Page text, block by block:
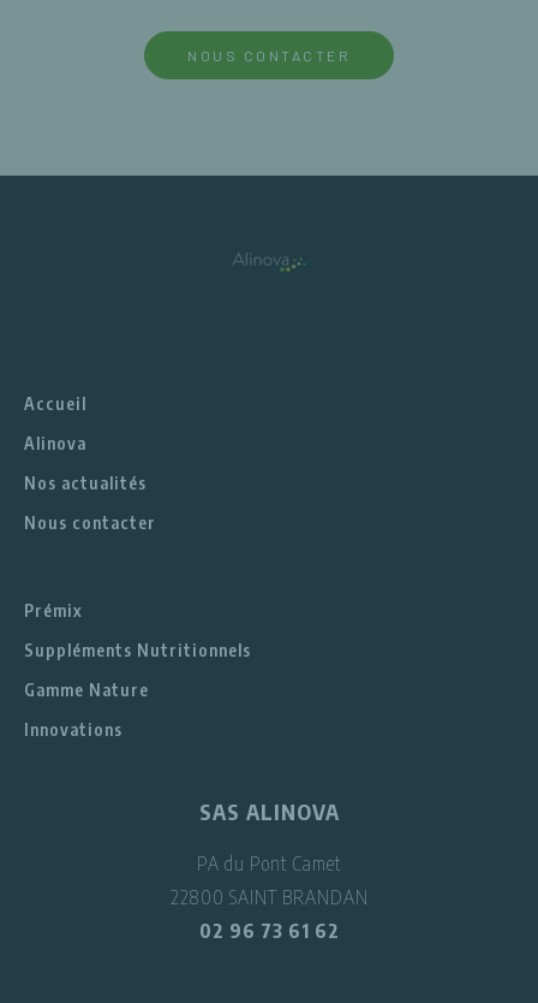
NOUS CONTACTER
Accueil
Alinova
Nos actualités
Nous contacter
Prémix
Suppléments Nutritionnels
Gamme Nature
Innovations
SAS ALINOVA
PA du Pont Camet
22800 SAINT BRANDAN
02 96 73 61 62